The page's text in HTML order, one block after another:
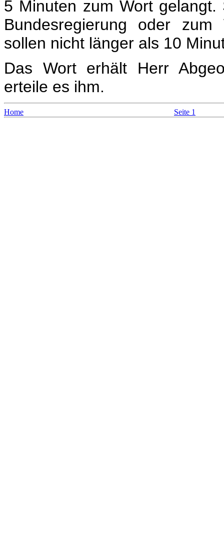
5 Minuten zum Wort
Bundesregierung oder zum
sollen nicht länger als 10
Das Wort erhält Herr
erteile es ihm.
Home Seite 1